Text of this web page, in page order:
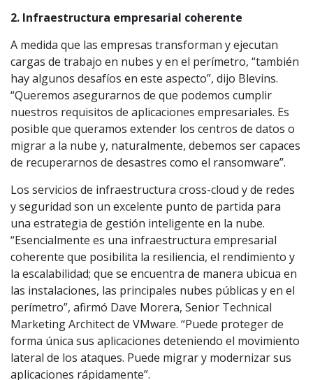
2. Infraestructura empresarial coherente
A medida que las empresas transforman y ejecutan
cargas de trabajo en nubes y en el perímetro, “también
hay algunos desafíos en este aspecto”, dijo Blevins.
“Queremos asegurarnos de que podemos cumplir
nuestros requisitos de aplicaciones empresariales. Es
posible que queramos extender los centros de datos o
migrar a la nube y, naturalmente, debemos ser capaces
de recuperarnos de desastres como el ransomware”.
Los servicios de infraestructura cross-cloud y de redes
y seguridad son un excelente punto de partida para
una estrategia de gestión inteligente en la nube.
“Esencialmente es una infraestructura empresarial
coherente que posibilita la resiliencia, el rendimiento y
la escalabilidad; que se encuentra de manera ubicua en
las instalaciones, las principales nubes públicas y en el
perímetro”, afirmó Dave Morera, Senior Technical
Marketing Architect de VMware. “Puede proteger de
forma única sus aplicaciones deteniendo el movimiento
lateral de los ataques. Puede migrar y modernizar sus
aplicaciones rápidamente”.